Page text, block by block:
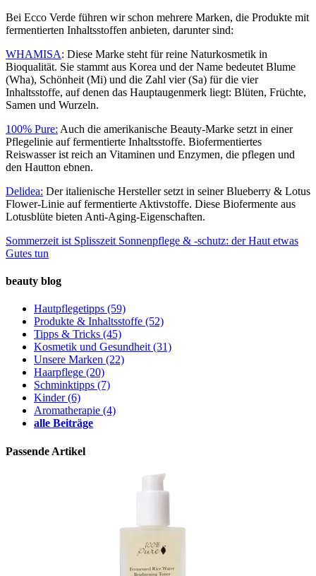
Bei Ecco Verde führen wir schon mehrere Marken, die Produkte mit
fermentierten Inhaltsstoffen anbieten, darunter sind:
WHAMISA: Diese Marke steht für reine Naturkosmetik in
Bioqualität. Sie stammt aus Korea und der Name bedeutet Blume
(Wha), Schönheit (Mi) und die Zahl vier (Sa) für die vier
Inhaltsstoffe, auf denen das Hauptaugenmerk liegt: Blüten, Früchte,
Samen und Wurzeln.
100% Pure: Auch die amerikanische Beauty-Marke setzt in einer
Pflegelinie auf fermentierte Inhaltsstoffe. Biofermentiertes
Reiswasser ist reich an Vitaminen und Enzymen, die pflegen und
den Hautton ebnen.
Delidea: Der italienische Hersteller setzt in seiner Blueberry & Lotus
Flower-Linie auf fermentierte Aktivstoffe. Diese Biofermente aus
Lotusblüte bieten Anti-Aging-Eigenschaften.
Sommerzeit ist Splisszeit Sonnenpflege & -schutz: der Haut etwas
Gutes tun
beauty blog
Hautpflegetipps (59)
Produkte & Inhaltsstoffe (52)
Tipps & Tricks (45)
Kosmetik und Gesundheit(31)
Unsere Marken (22)
Haarpflege (20)
Schminktipps (7)
Kinder(6)
Aromatherapie (4)
alle Beiträge
Passende Artikel